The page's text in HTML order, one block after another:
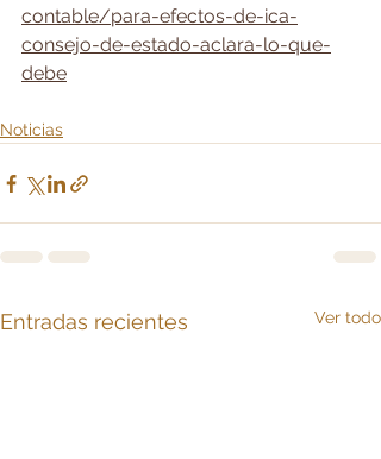
contable/para-efectos-de-ica-
consejo-de-estado-aclara-lo-que-
debe
Noticias
Entradas recientes Ver todo